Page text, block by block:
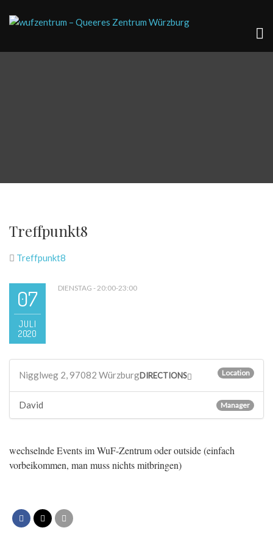
Treffpunkt8
Treffpunkt8
07
JULI
2020
DIENSTAG - 20:00-23:00
Nigglweg 2, 97082 Würzburg Location
DIRECTIONS
David Manager
wechselnde Events im WuF-Zentrum oder outside (einfach
vorbeikommen, man muss nichts mitbringen)